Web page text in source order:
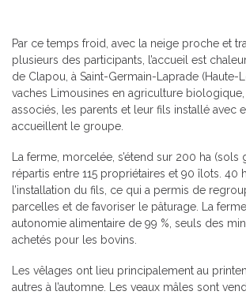
Par ce temps froid, avec la neige proche et
plusieurs des participants, l’accueil est
de Clapou, à Saint-Germain-Laprade (Haute-
vaches Limousines en agriculture
associés, les parents et leur fils installé avec
accueillent le groupe.
La ferme, morcelée, s’étend sur 200 ha (sols
répartis entre 115 propriétaires et 90 îlots. 40
l’installation du fils, ce qui a permis de
parcelles et de favoriser le pâturage. La
autonomie alimentaire de 99 %, seuls des
achetés pour les bovins.
Les vêlages ont lieu principalement au
autres à l’automne. Les veaux mâles sont